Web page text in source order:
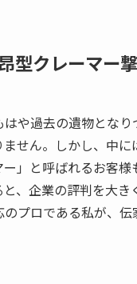
型クレーマー
はや過去の遺物とな
せん。しかし、中
」と呼ばれるお客
、企業の評判を大
プロである私が、